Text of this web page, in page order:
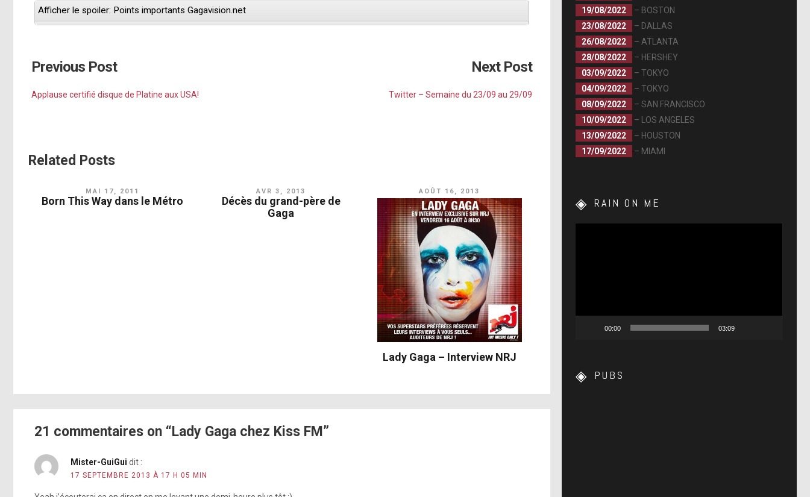
Afficher le spoiler: Points importants Gagavision.net
Previous Post
Applause certifié disque de Platine aux USA!
Next Post
Twitter – Semaine du 23/09 au 29/09
Related Posts
MAI 17, 2011
Born This Way dans le Métro
AVR 3, 2013
Décès du grand-père de
Gaga
AOÛT 16, 2013
Lady Gaga – Interview NRJ
21 commentaires on “Lady Gaga chez Kiss FM”
Mister-GuiGui dit :
17 SEPTEMBRE 2013 À 17 H 05 MIN
19/08/2022
– BOSTON
23/08/2022
– DALLAS
26/08/2022
– ATLANTA
28/08/2022
– HERSHEY
03/09/2022
– TOKYO
04/09/2022
– TOKYO
08/09/2022
– SAN FRANCISCO
10/09/2022
– LOS ANGELES
13/09/2022
– HOUSTON
17/09/2022
– MIAMI
RAIN ON ME
00:00 03:09
PUBS